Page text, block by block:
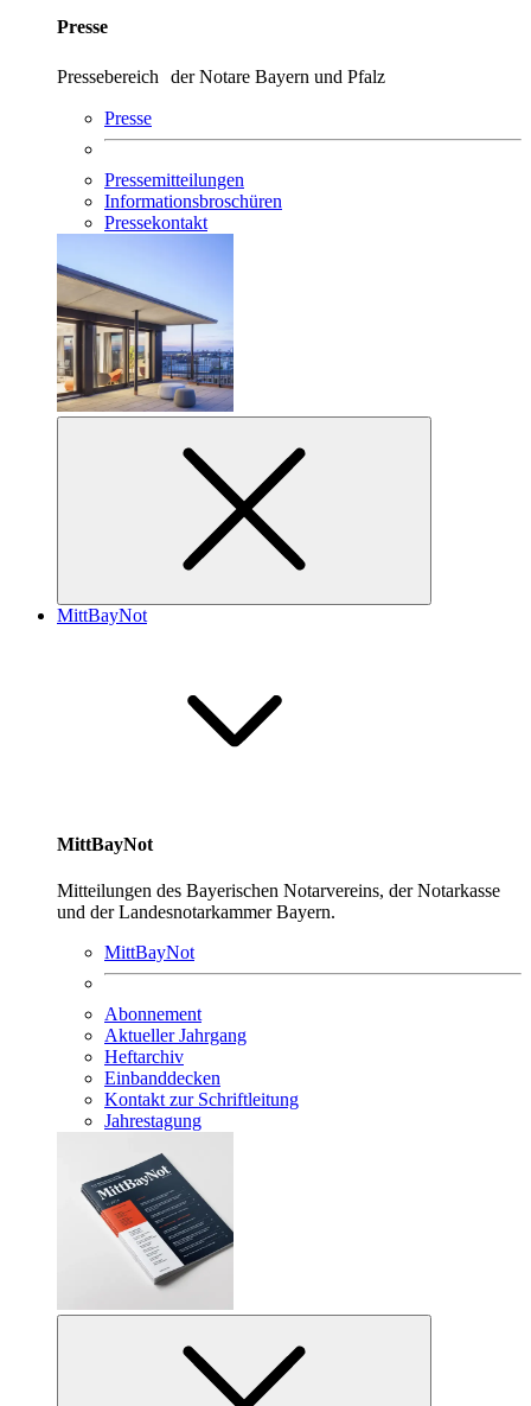
Presse
Pressebereich der Notare Bayern und Pfalz
Presse
Pressemitteilungen
Informationsbroschüren
Pressekontakt
MittBayNot
MittBayNot
Mitteilungen des Bayerischen Notarvereins, der Notarkasse
und der Landesnotarkammer Bayern.
MittBayNot
Abonnement
Aktueller Jahrgang
Heftarchiv
Einbanddecken
Kontakt zur Schriftleitung
Jahrestagung